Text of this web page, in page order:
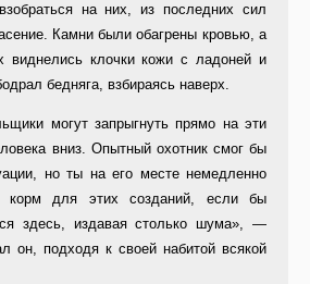
на них, из последних сил
Камни были обагрены кровью, а
виднелись клочки кожи с ладоней и
бедняга, взбираясь наверх.
могут запрыгнуть прямо на эти
вниз. Опытный охотник смог бы
но ты на его месте немедленно
корм для этих созданий, если бы
здесь, издавая столько шума», —
он, подходя к своей набитой всякой